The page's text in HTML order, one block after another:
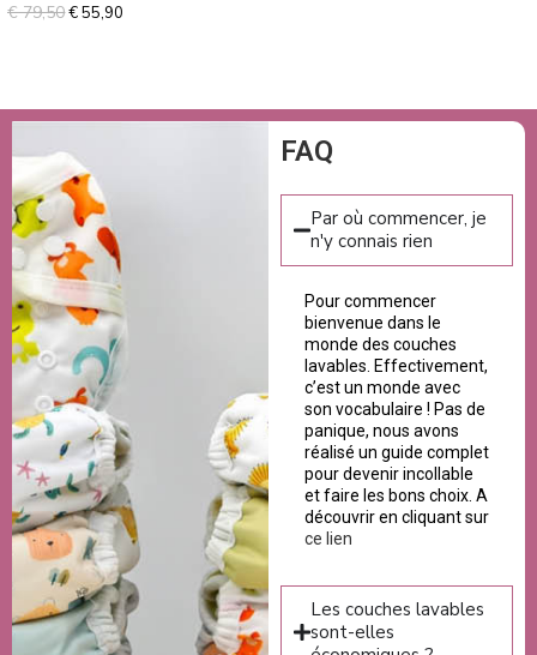
€79,50€55,90
FAQ
Par où commencer, je
n'y connais rien
Pour commencer
bienvenue dans le
monde des couches
lavables. Effectivement,
c’est un monde avec
son vocabulaire ! Pas de
panique, nous avons
réalisé un guide complet
pour devenir incollable
et faire les bons choix. A
découvrir en cliquant sur
ce lien
Les couches lavables
sont-elles